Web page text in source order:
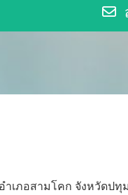
เภอสามโคก จังหวัดปทุ